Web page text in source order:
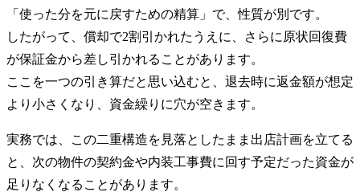
「使った分を元に戻すための精算」で、性質が別です。
したがって、償却で2割引かれたうえに、さらに原状回復費
が保証金から差し引かれることがあります。
ここを一つの引き算だと思い込むと、退去時に返金額が想定
より小さくなり、資金繰りに穴が空きます。
実務では、この二重構造を見落としたまま出店計画を立てる
と、次の物件の契約金や内装工事費に回す予定だった資金が
足りなくなることがあります。